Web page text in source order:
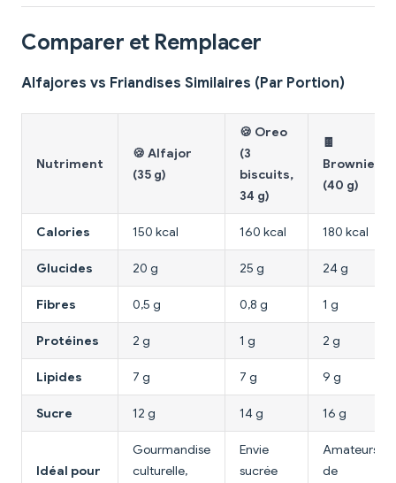
Comparer et Remplacer
Alfajores vs Friandises Similaires (Par Portion)
Nutriment
🍪 Alfajor
(35 g)
🍪 Oreo
(3
biscuits,
34 g)
🍫
Brownie
(40 g)
Calories 150 kcal 160 kcal 180 kcal
Glucides 20 g 25 g 24 g
Fibres 0,5 g 0,8 g 1 g
Protéines 2 g 1 g 2 g
Lipides 7 g 7 g 9 g
Sucre 12 g 14 g 16 g
Idéal pour
Gourmandise
culturelle,
Envie
sucrée
Amateurs
de